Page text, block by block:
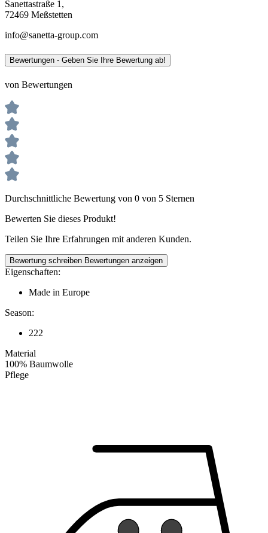
Sanettastraße 1,
72469 Meßstetten
info@sanetta-group.com
Bewertungen - Geben Sie Ihre Bewertung ab!
von Bewertungen
Durchschnittliche Bewertung von 0 von 5 Sternen
Bewerten Sie dieses Produkt!
Teilen Sie Ihre Erfahrungen mit anderen Kunden.
Bewertung schreiben Bewertungen anzeigen
Eigenschaften:
Made in Europe
Season:
222
Material
100% Baumwolle
Pflege